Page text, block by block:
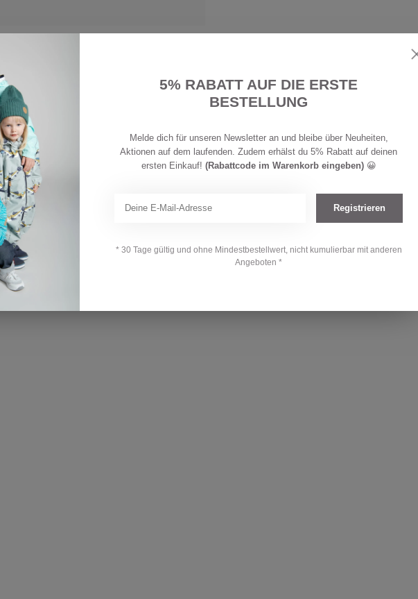
(recycelt)beschichtet Futter:100 %
% PU-Membran
5% RABATT AUF DIE ERSTE
BESTELLUNG
Melde dich für unseren Newsletter an und bleibe über Neuheiten,
Aktionen auf dem laufenden. Zudem erhälst du 5% Rabatt auf deinen
ersten Einkauf! (Rabattcode im Warenkorb eingeben) 😀
Registrieren
* 30 Tage gültig und ohne Mindestbestellwert, nicht kumulierbar mit anderen
Angeboten *